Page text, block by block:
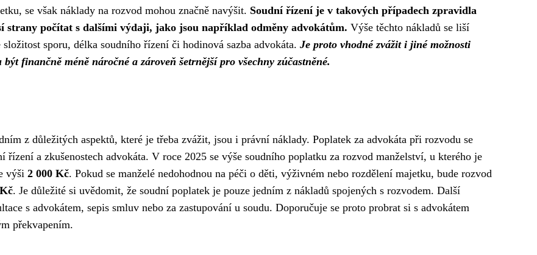
se však náklady na rozvod mohou značně navýšit. Soudní řízení je v takových případech zpravidla
strany počítat s dalšími výdaji, jako jsou například odměny advokátům. Výše těchto nákladů se liší
sporu, délka soudního řízení či hodinová sazba advokáta. Je proto vhodné zvážit i jiné možnosti
finančně méně náročné a zároveň šetrnější pro všechny zúčastněné.
z důležitých aspektů, které je třeba zvážit, jsou i právní náklady. Poplatek za advokáta při rozvodu se
a zkušenostech advokáta. V roce 2025 se výše soudního poplatku za rozvod manželství, u kterého je
výši 2 000 Kč. Pokud se manželé nedohodnou na péči o děti, výživném nebo rozdělení majetku, bude rozvod
. Je důležité si uvědomit, že soudní poplatek je pouze jedním z nákladů spojených s rozvodem. Další
s advokátem, sepis smluv nebo za zastupování u soudu. Doporučuje se proto probrat si s advokátem
překvapením.